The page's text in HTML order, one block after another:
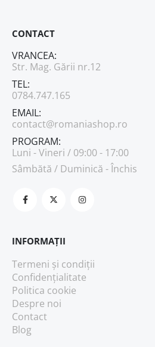
CONTACT
VRANCEA:
Str. Mag. Gării nr.12
TEL:
0784.747.165
EMAIL:
contact@romaniashop.ro
PROGRAM:
Luni - Vineri / 09:00 - 17:00
Sâmbătă / Duminică - Închis
INFORMAȚII
Termeni și condiții
Confidențialitate
Politica cookie
Despre noi
Contact
Blog